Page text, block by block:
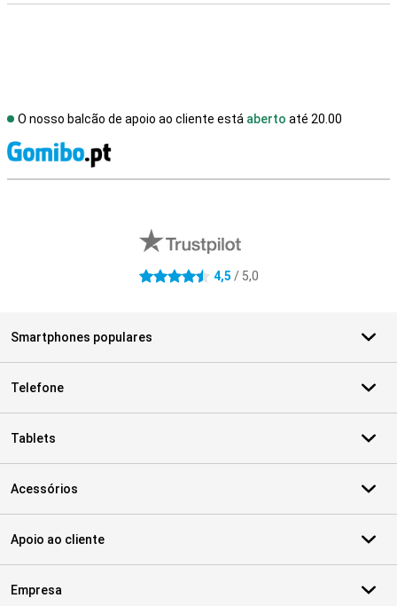
O nosso balcão de apoio ao cliente está aberto até 20.00
4.5 estrelas 4,5 / 5,0
Smartphones populares
Telefone
Tablets
Acessórios
Apoio ao cliente
Empresa